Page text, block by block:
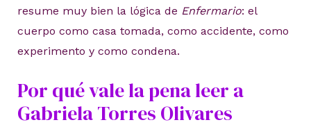
resume muy bien la lógica de Enfermario: el
cuerpo como casa tomada, como accidente, como
experimento y como condena.
Por qué vale la pena leer a
Gabriela Torres Olivares